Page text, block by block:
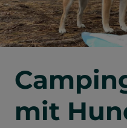
mit